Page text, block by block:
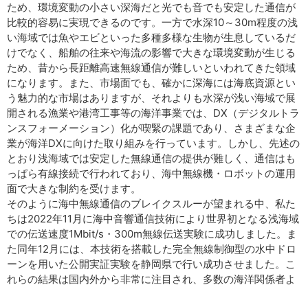
ため、環境変動の小さい深海だと光でも音でも安定した通信が
比較的容易に実現できるのです。一方で水深10～30m程度の浅
い海域では魚やエビといった多種多様な生物が生息しているだ
けでなく、船舶の往来や海流の影響で大きな環境変動が生じる
ため、昔から長距離高速無線通信が難しいといわれてきた領域
になります。また、市場面でも、確かに深海には海底資源とい
う魅力的な市場はありますが、それよりも水深が浅い海域で展
開される漁業や港湾工事等の海洋事業では、DX（デジタルトラ
ンスフォーメーション）化が喫緊の課題であり、さまざまな企
業が海洋DXに向けた取り組みを行っています。しかし、先述の
とおり浅海域では安定した無線通信の提供が難しく、通信はも
っぱら有線接続で行われており、海中無線機・ロボットの運用
面で大きな制約を受けます。
そのように海中無線通信のブレイクスルーが望まれる中、私た
ちは2022年11月に海中音響通信技術により世界初となる浅海域
での伝送速度1Mbit/s・300m無線伝送実験に成功しました。ま
た同年12月には、本技術を搭載した完全無線制御型の水中ドロ
ーンを用いた公開実証実験を静岡県で行い成功させました。こ
れらの結果は国内外から非常に注目され、多数の海洋関係者よ